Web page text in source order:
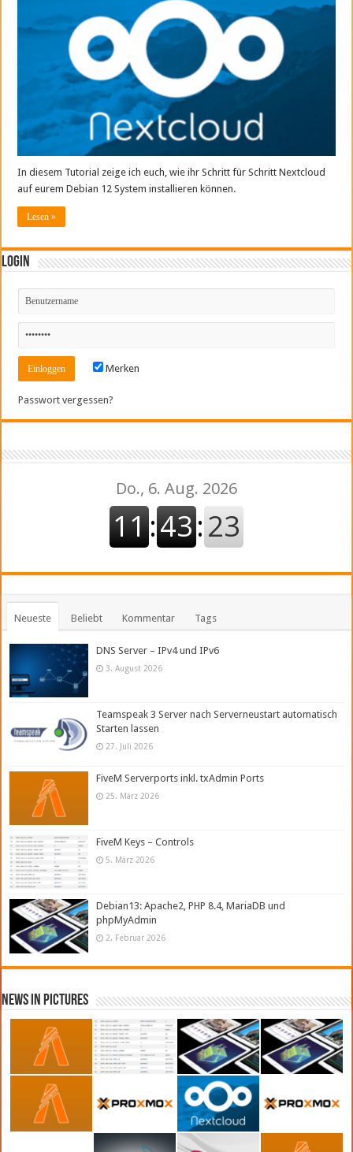
In diesem Tutorial zeige ich euch, wie ihr Schritt für Schritt Nextcloud
auf eurem Debian 12 System installieren können.
Lesen »
Login
Merken
Passwort vergessen?
Neueste Beliebt Kommentar Tags
DNS Server – IPv4 und IPv6
3. August 2026
Teamspeak 3 Server nach Serverneustart automatisch
Starten lassen
27. Juli 2026
FiveM Serverports inkl. txAdmin Ports
25. März 2026
FiveM Keys – Controls
5. März 2026
Debian13: Apache2, PHP 8.4, MariaDB und
phpMyAdmin
2. Februar 2026
News in Pictures